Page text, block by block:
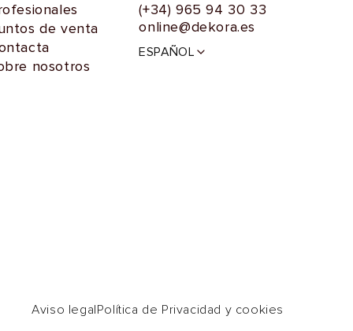
de venta
nosotros
(+34) 965 94 30 33
online@dekora.es
d
ESPAÑOL
Aviso legalPolítica de Privacidad y cookies